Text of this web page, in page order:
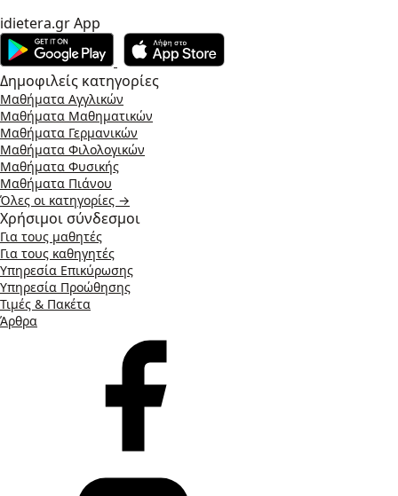
idietera.gr App
Δημοφιλείς κατηγορίες
Μαθήματα Αγγλικών
Μαθήματα Μαθηματικών
Μαθήματα Γερμανικών
Μαθήματα Φιλολογικών
Μαθήματα Φυσικής
Μαθήματα Πιάνου
Όλες οι κατηγορίες →
Χρήσιμοι σύνδεσμοι
Για τους μαθητές
Για τους καθηγητές
Υπηρεσία Επικύρωσης
Υπηρεσία Προώθησης
Τιμές & Πακέτα
Άρθρα